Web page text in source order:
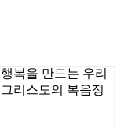
복을 만드는 우리
그리스도의 복음정